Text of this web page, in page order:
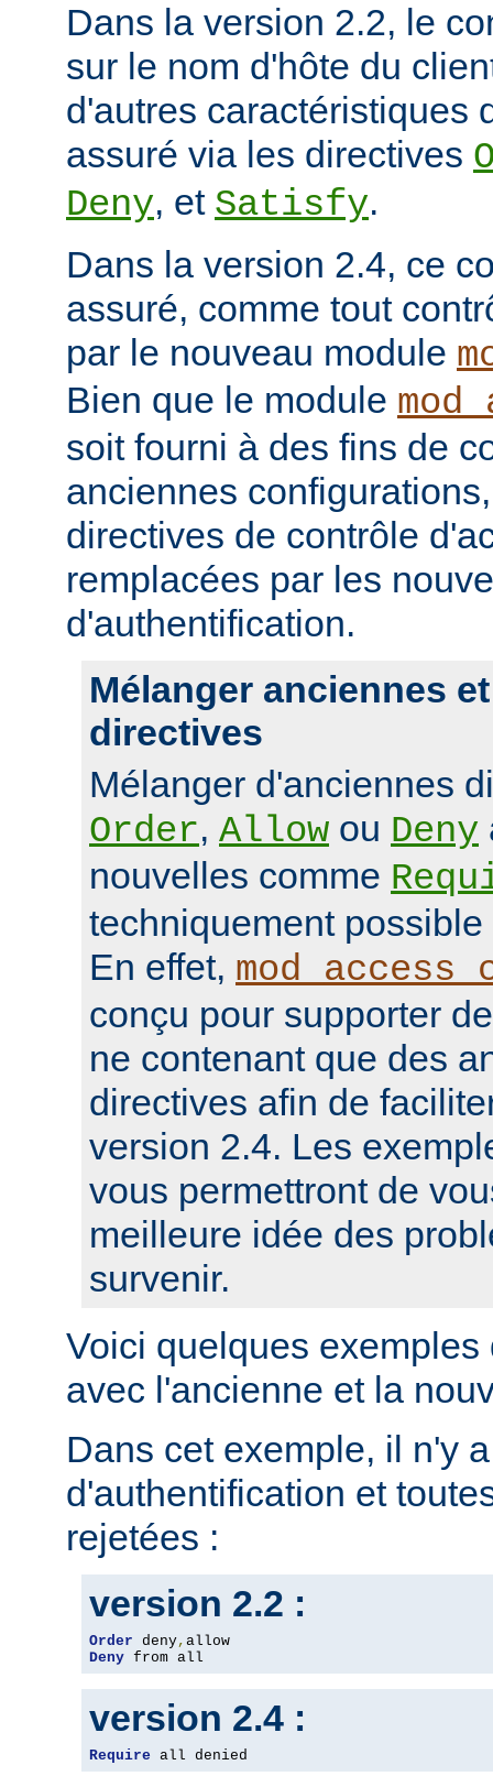
Dans la version 2.2, le
sur le nom d'hôte du
d'autres caractéristiques
assuré via les directives
Deny, et Satisfy.
Dans la version 2.4, ce
assuré, comme tout
par le nouveau module
Bien que le module
soit fourni à des fins de
anciennes
directives de contrôle
remplacées par les
d'authentification.
Mélanger anciennes
directives
Mélanger d'anciennes
Order, Allow ou Deny
nouvelles comme
techniquement
En effet,
conçu pour supporter
ne contenant que des
directives afin de
version 2.4. Les
vous permettront de
meilleure idée des
survenir.
Voici quelques
avec l'ancienne et la
Dans cet exemple, il n'y
d'authentification et
rejetées :
version 2.2 :
Order deny,
Deny from all
version 2.4 :
Require all denied